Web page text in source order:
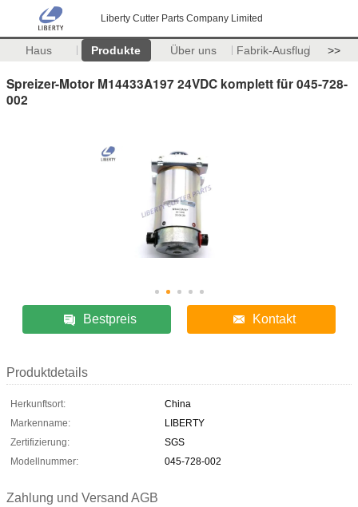
Liberty Cutter Parts Company Limited
Haus Produkte Über uns Fabrik-Ausflug >>
Spreizer-Motor M14433A197 24VDC komplett für 045-728-
002
Bestpreis Kontakt
Produktdetails
Herkunftsort:
China
Markenname:
LIBERTY
Zertifizierung:
SGS
Modellnummer:
045-728-002
Zahlung und Versand AGB